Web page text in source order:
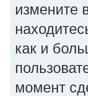
измените
как и
момент